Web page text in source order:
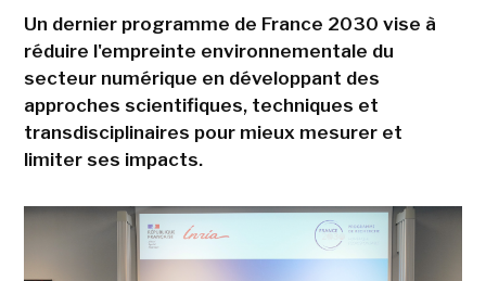
Un dernier programme de France 2030 vise à
réduire l'empreinte environnementale du
secteur numérique en développant des
approches scientifiques, techniques et
transdisciplinaires pour mieux mesurer et
limiter ses impacts.